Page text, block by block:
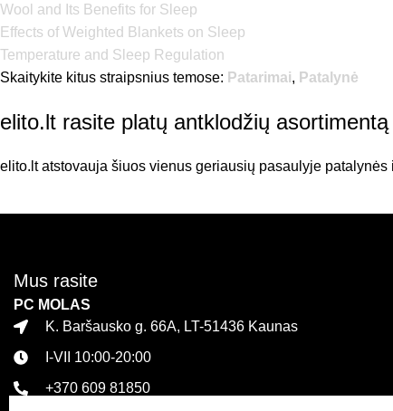
Wool and Its Benefits for Sleep
Effects of Weighted Blankets on Sleep
Temperature and Sleep Regulation
Skaitykite kitus straipsnius temose: Patarimai, Patalynė
elito.lt rasite platų antklodžių
elito.lt atstovauja šiuos vienus geriausių pasaulyje patalynės
Mus rasite
PC MOLAS
K. Baršausko g. 66A, LT-51436 Kaunas
I-VII 10:00-20:00
+370 609 81850